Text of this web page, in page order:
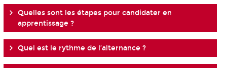
Quelles sont les étapes pour candidater en
apprentissage ?
Quel est le rythme de l’alternance ?